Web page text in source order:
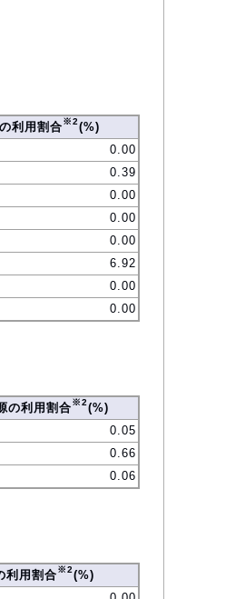
利用割合※2(%)
0.00
0.39
0.00
0.00
0.00
6.92
0.00
0.00
の利用割合※2(%)
0.05
0.66
0.06
利用割合※2(%)